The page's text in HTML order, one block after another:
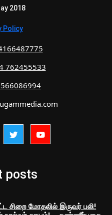
2018
Policy
762455533
posts
சிறை மோதலில் இருவர் பலி!